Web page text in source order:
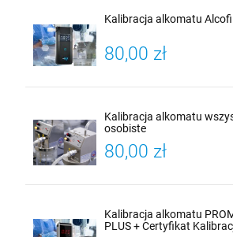
Kalibracja alkomatu
80,00 zł
Kalibracja alkomatu
osobiste
80,00 zł
Kalibracja alkomatu
PLUS + Certyfikat